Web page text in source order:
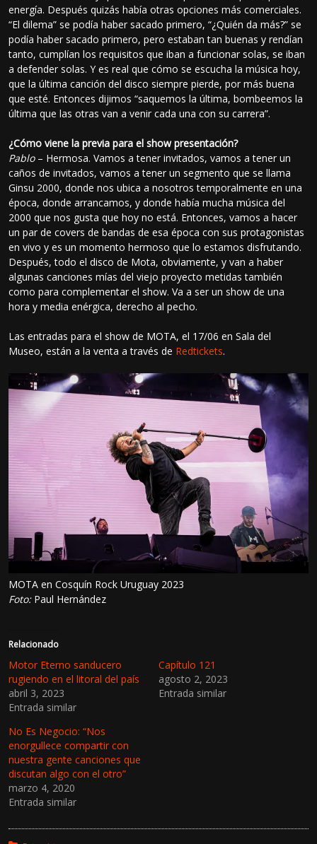
energía. Después quizás había otras opciones más comerciales.
“El dilema” se podía haber sacado primero, “¿Quién da más?” se
podía haber sacado primero, pero estaban tan buenas y rendían
tanto, cumplían los requisitos que iban a funcionar solas, se iban
a defender solas. Y es real que cómo se escucha la música hoy,
que la última canción del disco siempre pierde, por más buena
que esté. Entonces dijimos “saquemos la última, bombeemos la
última que las otras van a venir cada una con su carrera”.
¿Cómo viene la previa para el show presentación?
Pablo– Hermosa. Vamos a tener invitados, vamos a tener un
caños de invitados, vamos a tener un segmento que se llama
Ginsu 2000, donde nos ubica a nosotros temporalmente en una
época, donde arrancamos, y donde había mucha música del
2000 que nos gusta que hoy no está. Entonces, vamos a hacer
un par de covers de bandas de esa época con sus protagonistas
en vivo y es un momento hermoso que lo estamos disfrutando.
Después, todo el disco de Mota, obviamente, y van a haber
algunas canciones mías del viejo proyecto metidas también
como para complementar el show. Va a ser un show de una
hora y media enérgica, derecho al pecho.
Las entradas para el show de MOTA, el 17/06 en Sala del
Museo, están a la venta a través de Redtickets.
MOTA en Cosquín Rock Uruguay 2023
Foto:Paul Hernández
Relacionado
Motor Eterno sanducero
rugiendo en el litoral del país
abril 3, 2023
Entrada similar
Capítulo 121
agosto 2, 2023
Entrada similar
No Es Negocio: “Nos
enorgullece compartir con
nuestra gente canciones que
discutan algo con el otro”
marzo 4, 2020
Entrada similar